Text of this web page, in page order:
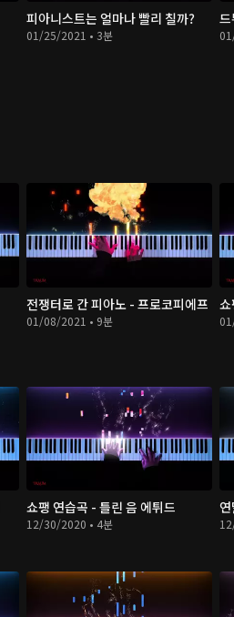
피아니스트는 얼마나 빨리 칠까?
01/25/2021 • 3분
전쟁터로 간 피아노 - 프로코피에프
01/08/2021 • 9분
쇼팽 연습곡 - 틀린 음 에튀드
12/30/2020 • 4분